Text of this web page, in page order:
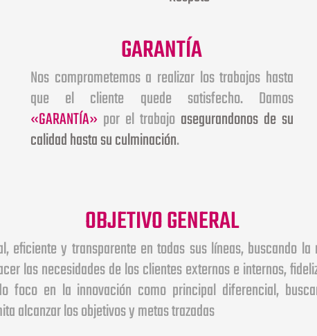
GARANTÍA
Nos comprometemos a realizar los trabajos hasta
que el cliente quede satisfecho. Damos
«GARANTÍA»por el trabajo asegurandonos de su
calidad hasta su culminación
OBJETIVO GENERAL
eficiente y transparente en todas sus líneas, buscando
las necesidades de los clientes externos e internos,
foco en la innovación como principal diferencial,
alcanzar los objetivos y metas trazadas